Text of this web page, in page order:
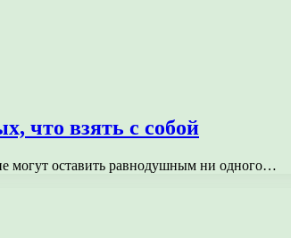
что взять с собой
могут оставить равнодушным ни одного…